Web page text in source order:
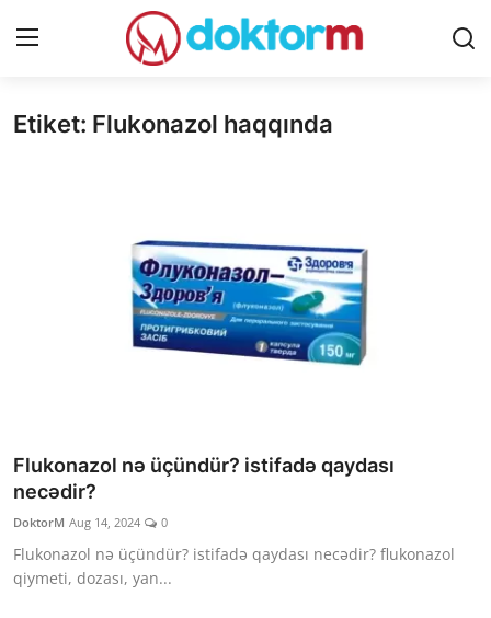
Giriş Qeydiyyat
Sorğular
Klinikalar
Həkimlər
Etiket: Flukonazol haqqında
Flukonazol nə üçündür? istifadə qaydası
necədir?
DoktorM Aug 14, 2024 0
Flukonazol nə üçündür? istifadə qaydası necədir? flukonazol
qiymeti, dozası, yan...